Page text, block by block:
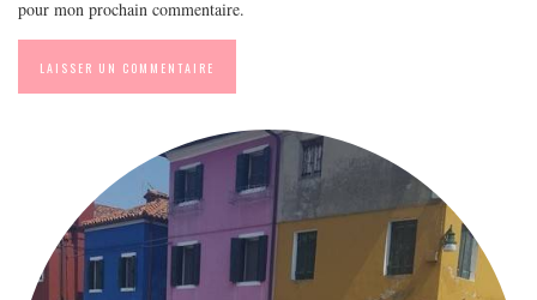
pour mon prochain commentaire.